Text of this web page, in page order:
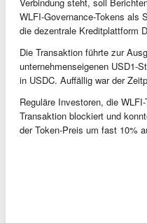
WLFI-Governance-Tokens als
die dezentrale Kreditplattform
Die Transaktion führte zur
unternehmenseigenen USD1-
in USDC. Auffällig war der
Reguläre Investoren, die
Transaktion blockiert und
der Token-Preis um fast 10%